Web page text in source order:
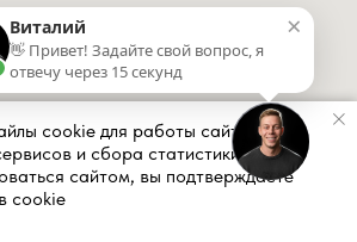
соглашаетесь с
политикой конфиденциальности и
cookie для работы сайта,
и сбора статистики.
сайтом, вы подтверждаете
cookie
×
Виталий
👋 Привет! Задайте свой вопрос, я
отвечу через 15 секунд